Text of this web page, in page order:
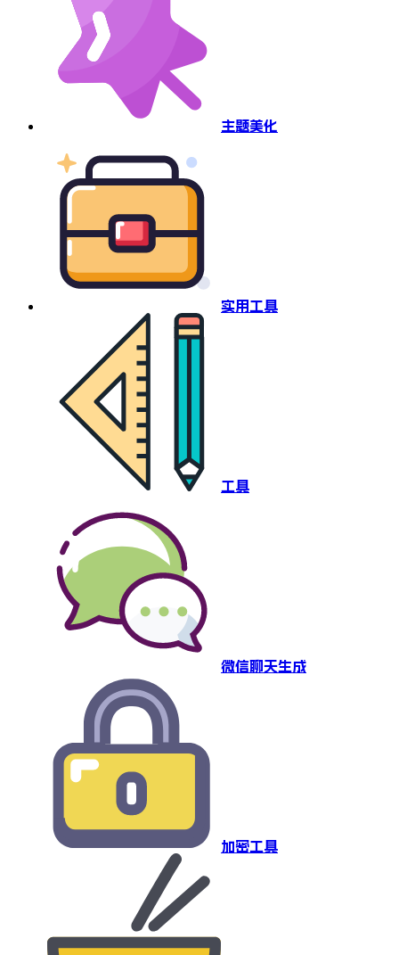
主题美化
实用工具
工具
微信聊天生成
加密工具